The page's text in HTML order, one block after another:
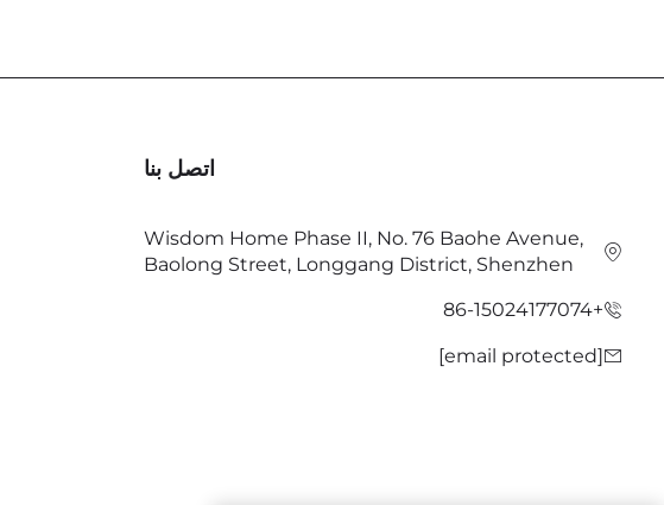
اتصل بنا
Wisdom Home Phase II, No. 76 Baohe Avenue,
Baolong Street, Longgang District, Shenzhen
+86-15024177074
[email protected]